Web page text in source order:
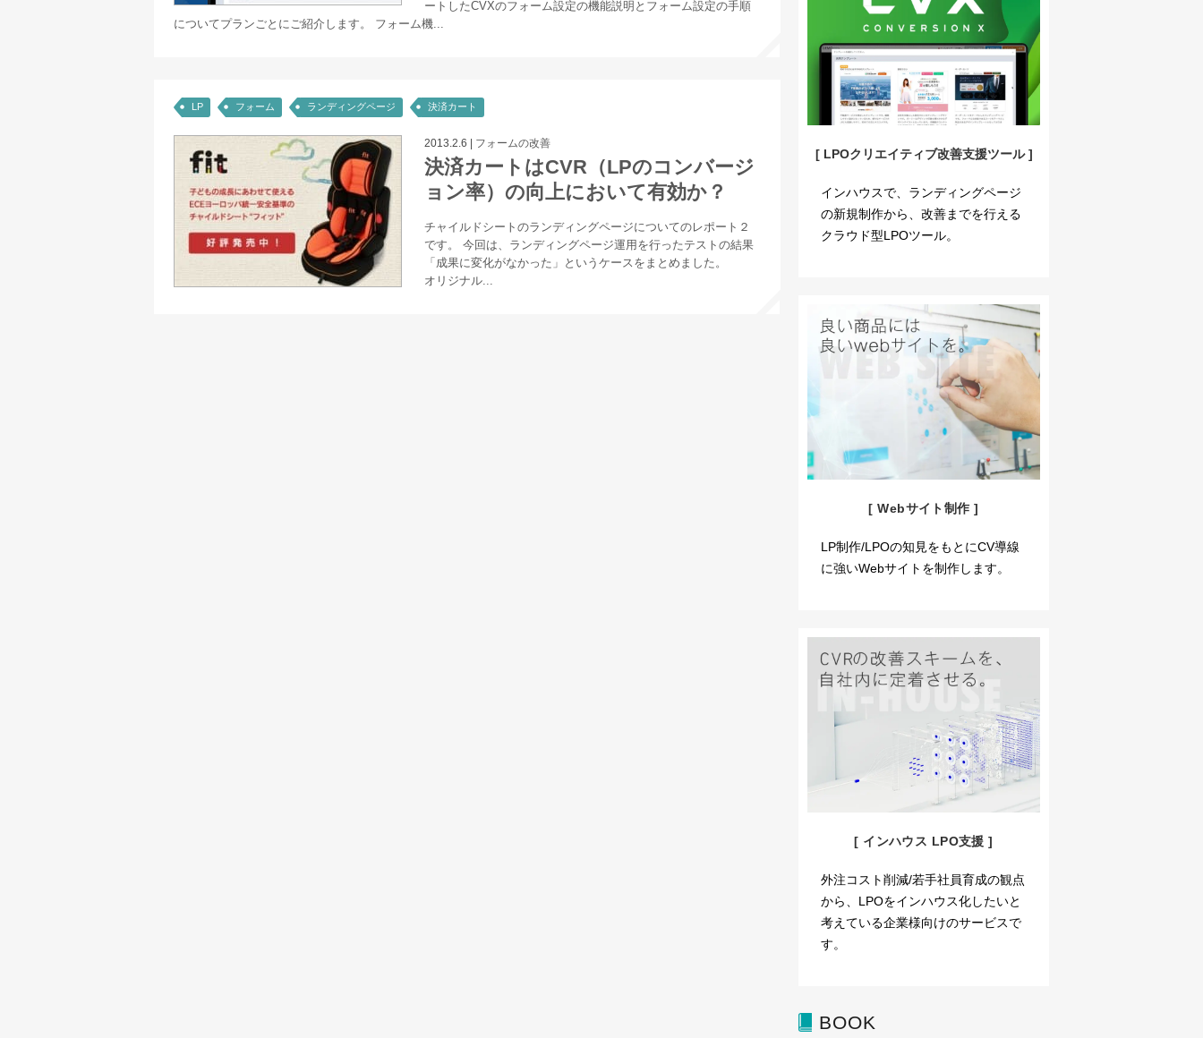
ートしたCVXのフォーム設定の機能説明とフォーム設定の手順
についてプランごとにご紹介します。 フォーム機...
LP フォーム ランディングページ 決済カート
2013.2.6 フォームの改善
決済カートはCVR（LPのコンバージ
ョン率）の向上において有効か？
チャイルドシートのランディングページについてのレポート２
です。 今回は、ランディングページ運用を行ったテストの結果
「成果に変化がなかった」というケースをまとめました。
オリジナル...
[ LPOクリエイティブ改善支援ツール ]
インハウスで、ランディングページ
の新規制作から、改善までを行える
クラウド型LPOツール。
[ Webサイト制作 ]
LP制作/LPOの知見をもとにCV導線
に強いWebサイトを制作します。
[ インハウス LPO支援 ]
外注コスト削減/若手社員育成の観点
から、LPOをインハウス化したいと
考えている企業様向けのサービスで
す。
BOOK